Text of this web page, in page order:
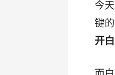
今
键
开